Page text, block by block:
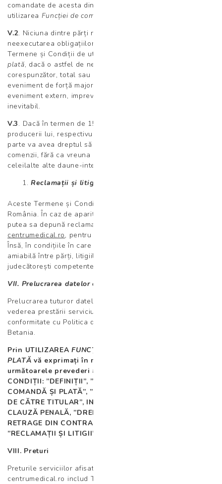
comandate de acesta din urmă în cadrul
utilizarea Funcției de comandă și plată.
V.2. Niciuna dintre părți nu va fi răspunzătoare pentru
neexecutarea obligațiilor sale decurgând din aceste
Termene și Condiții de utilizare a
plată, dacă o astfel de neexecutare la termen și/sau în mod
corespunzător, total sau parțial este datorată unui
eveniment de forță majoră. Forţa majoră este orice
eveniment extern, imprevizibil, absolut invincibil şi
inevitabil.
V.3. Dacă în termen de 15 (cincisprezece) zile de la data
producerii lui, respectivul eveniment nu încetează, fiecare
parte va avea dreptul să notifice celeilalte părți anularea
comenzii, fără ca vreuna dintre ele să poată pretinde
celeilalte alte daune-interese.
Reclamații și litigii
Aceste Termene și Condiții sunt supuse legislației din
România. În caz de apariție a unor dispute, Utilizatorul va
putea sa depună reclamații către
centrumedical.ro, pentru a ajunge la o soluționare amiabilă.
Însă, în condițiile în care nu s-a ajuns la o înțelegere
amiabilă între părți, litigiile vor fi soluționate de instanțele
judecătorești competente din România.
VII. Prelucrarea datelor cu caracter personal
Prelucrarea tuturor datelor furnizate de dumneavoastră în
vederea prestării serviciului Plata Online, se realizează în
conformitate cu Politica de Confidențialitate a Laboratorului
Betania.
Prin UTILIZAREAFUNCȚIEI DE PLASEAZĂ COMANDA ȘI
PLATĂ vă exprimați în mod expres acordul cu privire la
următoarele prevederi ale acestor TERMENE ȘI
CONDIȚII: ”DEFINIȚII”, ”MECANISMUL FUNCȚIEI DE
COMANDĂ ȘI PLATĂ”, ”REZOLUȚIUNEA CONTRACTULUI
DE CĂTRE TITULAR”, INCLUSIV ART. III.4 INSTITUIND O
CLAUZĂ PENALĂ, ”DREPTUL UTILIZATORULUI DE A SE
RETRAGE DIN CONTRACT”, ”FORȚA MAJORĂ”,
”RECLAMAȚII ȘI LITIGII”.
VIII. Preturi
Preturile serviciilor afisate in cadrul site-ului www.betania-
centrumedical.ro includ T.V.A. conform legislatiei in vigoare.